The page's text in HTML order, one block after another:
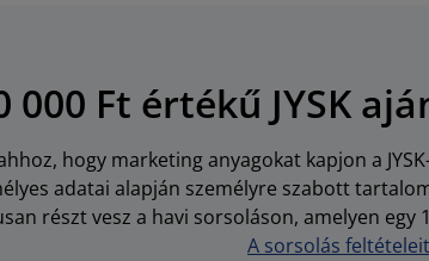
000 Ft értékű JYSK
hogy marketing anyagokat kapjon a
adatai alapján személyre szabott
részt vesz a havi sorsoláson, amelyen egy
A sorsolás